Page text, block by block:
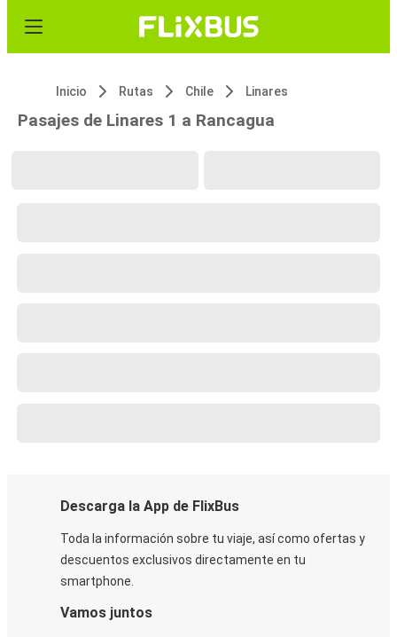
Inicio Rutas Chile Linares
Pasajes de Linares 1 a Rancagua
Descarga la App de FlixBus
Toda la información sobre tu viaje, así como ofertas y
descuentos exclusivos directamente en tu
smartphone.
Vamos juntos